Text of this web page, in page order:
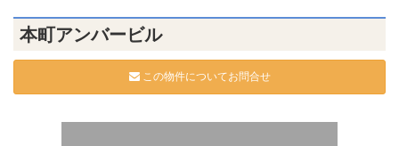
本町アンバービル
この物件についてお問合せ